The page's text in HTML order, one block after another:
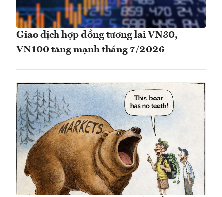
Giao dịch hợp đồng tương lai VN30,
VN100 tăng mạnh tháng 7/2026